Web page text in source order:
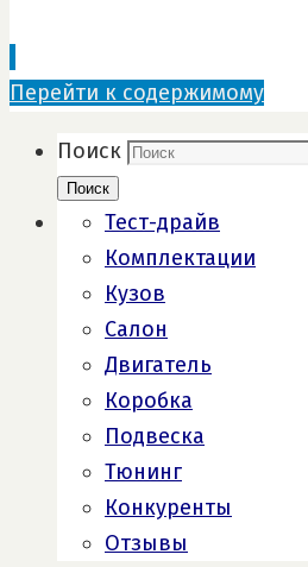
Перейти к содержимому
Поиск
Поиск
Тест-драйв
Комплектации
Кузов
Салон
Двигатель
Коробка
Подвеска
Тюнинг
Конкуренты
Отзывы